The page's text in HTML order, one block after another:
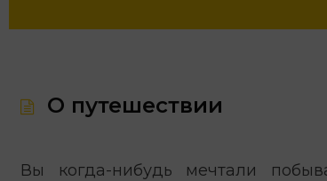
О путешествии
Вы когда-нибудь мечтали